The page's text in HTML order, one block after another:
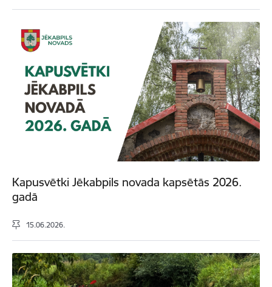
Kapusvētki Jēkabpils novada kapsētās 2026.
gadā
15.06.2026.